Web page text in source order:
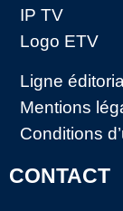
IP TV
Logo ETV
Ligne
Mentions
Conditions
CONTACT